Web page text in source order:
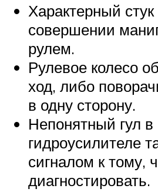
Характерный стук
совершении
рулем.
Рулевое колесо
ход, либо
в одну сторону.
Непонятный гул в
гидроусилителе
сигналом к тому,
диагностировать.